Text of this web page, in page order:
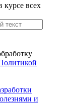
курсе всех
и